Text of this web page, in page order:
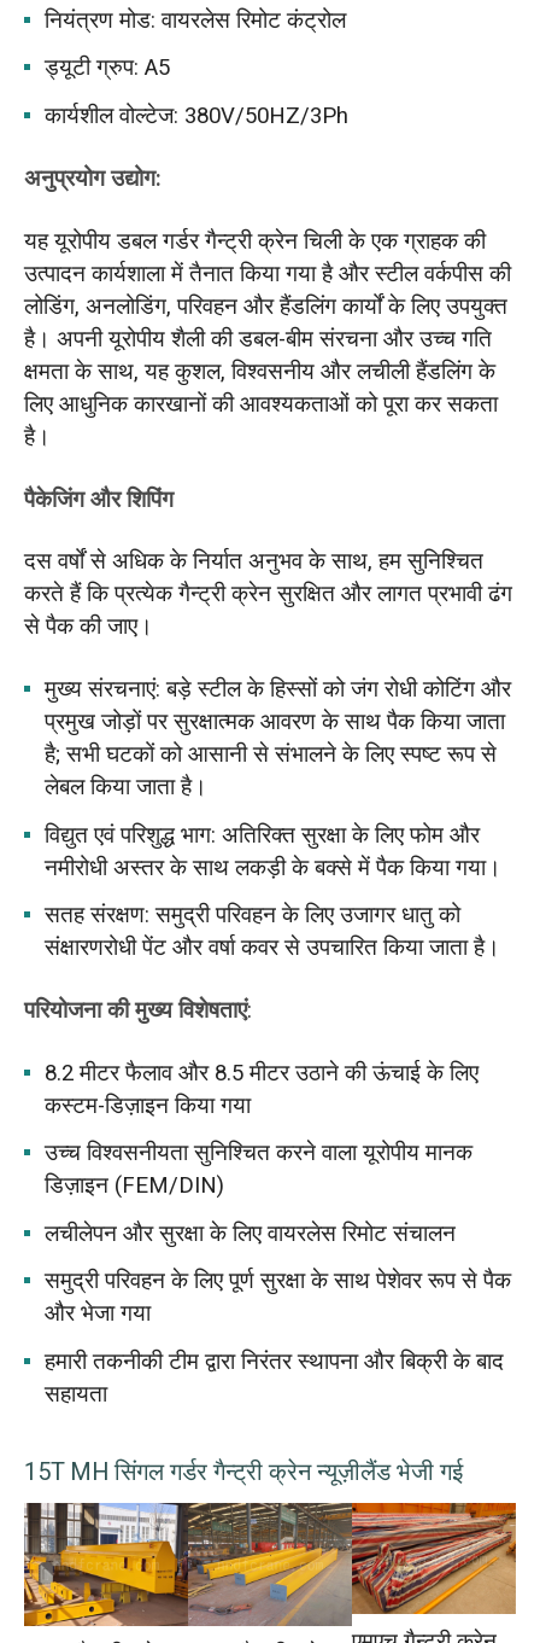
नियंत्रण मोड: वायरलेस रिमोट कंट्रोल
ड्यूटी ग्रुप: A5
कार्यशील वोल्टेज: 380V/50HZ/3Ph
अनुप्रयोग उद्योग:
यह यूरोपीय डबल गर्डर गैन्ट्री क्रेन चिली के एक ग्राहक की
उत्पादन कार्यशाला में तैनात किया गया है और स्टील वर्कपीस की
लोडिंग, अनलोडिंग, परिवहन और हैंडलिंग कार्यों के लिए उपयुक्त
है। अपनी यूरोपीय शैली की डबल-बीम संरचना और उच्च गति
क्षमता के साथ, यह कुशल, विश्वसनीय और लचीली हैंडलिंग के
लिए आधुनिक कारखानों की आवश्यकताओं को पूरा कर सकता
है।
पैकेजिंग और शिपिंग
दस वर्षों से अधिक के निर्यात अनुभव के साथ, हम सुनिश्चित
करते हैं कि प्रत्येक गैन्ट्री क्रेन सुरक्षित और लागत प्रभावी ढंग
से पैक की जाए।
मुख्य संरचनाएं: बड़े स्टील के हिस्सों को जंग रोधी कोटिंग और
प्रमुख जोड़ों पर सुरक्षात्मक आवरण के साथ पैक किया जाता
है; सभी घटकों को आसानी से संभालने के लिए स्पष्ट रूप से
लेबल किया जाता है।
विद्युत एवं परिशुद्ध भाग: अतिरिक्त सुरक्षा के लिए फोम और
नमीरोधी अस्तर के साथ लकड़ी के बक्से में पैक किया गया।
सतह संरक्षण: समुद्री परिवहन के लिए उजागर धातु को
संक्षारणरोधी पेंट और वर्षा कवर से उपचारित किया जाता है।
परियोजना की मुख्य विशेषताएं:
8.2 मीटर फैलाव और 8.5 मीटर उठाने की ऊंचाई के लिए
कस्टम-डिज़ाइन किया गया
उच्च विश्वसनीयता सुनिश्चित करने वाला यूरोपीय मानक
डिज़ाइन (FEM/DIN)
लचीलेपन और सुरक्षा के लिए वायरलेस रिमोट संचालन
समुद्री परिवहन के लिए पूर्ण सुरक्षा के साथ पेशेवर रूप से पैक
और भेजा गया
हमारी तकनीकी टीम द्वारा निरंतर स्थापना और बिक्री के बाद
सहायता
15T MH सिंगल गर्डर गैन्ट्री क्रेन न्यूज़ीलैंड भेजी गई